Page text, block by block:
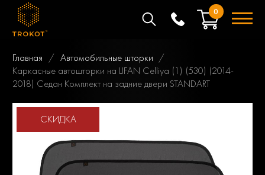
0
Главная
Автомобильные шторки
Каркасные автошторки на LIFAN Celliya (1) (530) (2014-
2018) Седан Комплект на задние двери STANDART
СКИДКА